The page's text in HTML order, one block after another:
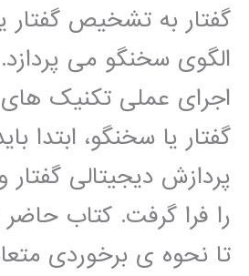
گفتار به تشخیص
الگوی سخنگو می
اجرای عملی تکنیک
گفتار یا سخنگو، ابتدا
پردازش دیجیتالی
را فرا گرفت. کتاب
تا نحوه ی برخوردی